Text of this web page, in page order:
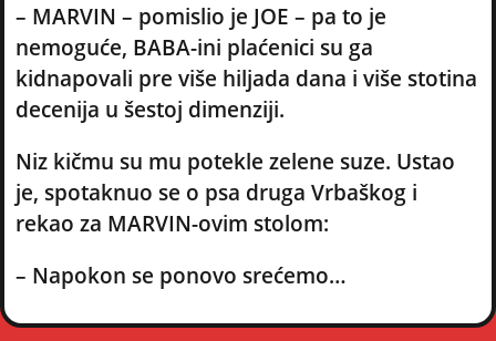
– MARVIN – pomislio je JOE – pa to je
nemoguće, BABA-ini plaćenici su ga
kidnapovali pre više hiljada dana i više stotina
decenija u šestoj dimenziji.
Niz kičmu su mu potekle zelene suze. Ustao
je, spotaknuo se o psa druga Vrbaškog i
rekao za MARVIN-ovim stolom:
– Napokon se ponovo srećemo…